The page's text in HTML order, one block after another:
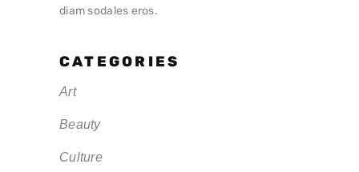
diam sodales eros.
CATEGORIES
Art
Beauty
Culture